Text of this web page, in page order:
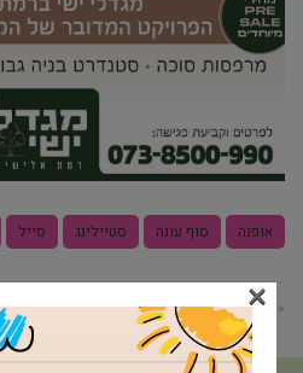
אופנה סוף עונה סטיילינג סייל
« פוסט קודם
×